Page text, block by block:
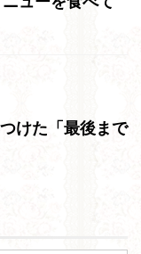
けた「最後まで